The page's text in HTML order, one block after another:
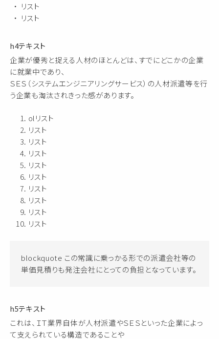
リスト
リスト
h4テキスト
企業が優秀と捉える人材のほとんどは、すでにどこかの企業
に就業中であり、
ＳＥＳ（システムエンジニアリングサービス）の人材派遣等を行
う企業も淘汰されきった感があります。
olリスト
リスト
リスト
リスト
リスト
リスト
リスト
リスト
リスト
リスト
blockquote この常識に乗っかる形での派遣会社等の
単価見積りも発注会社にとっての負担となっています。
h5テキスト
これは、ＩＴ業界自体が人材派遣やＳＥＳといった企業によっ
て支えられている構造であることや